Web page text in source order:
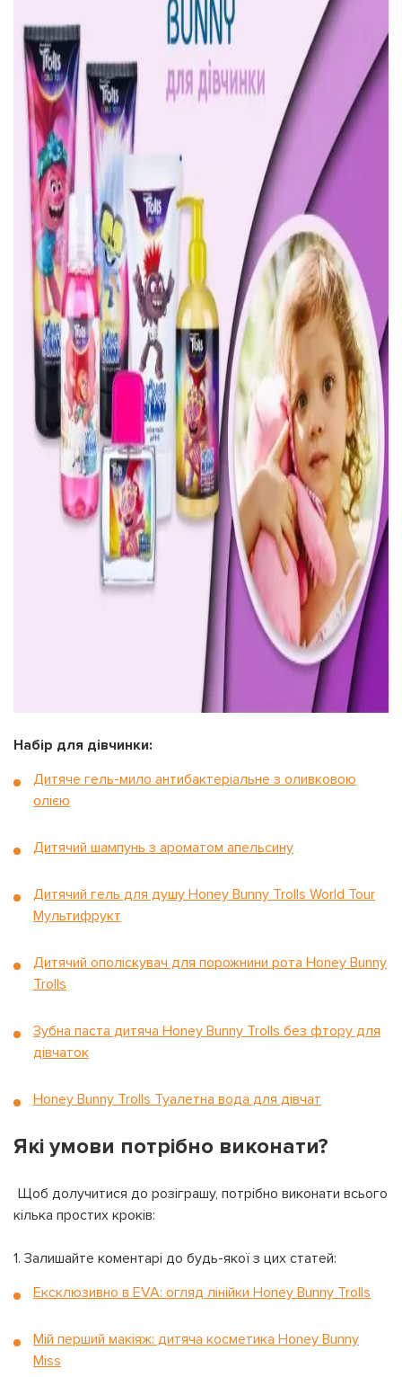
Набір для дівчинки:
Дитяче гель-мило антибактеріальне з оливковою
олією
Дитячий шампунь з ароматом апельсину
Дитячий гель для душу Honey Bunny Trolls World Tour
Мультифрукт
Дитячий ополіскувач для порожнини рота Honey Bunny
Trolls
Зубна паста дитяча Honey Bunny Trolls без фтору для
дівчаток
Honey Bunny Trolls Туалетна вода для дівчат
Які умови потрібно виконати?
Щоб долучитися до розіграшу, потрібно виконати всього
кілька простих кроків:
1. Залишайте коментарі до будь-якої з цих статей:
Ексклюзивно в EVA: огляд лінійки Honey Bunny Trolls
Мій перший макіяж: дитяча косметика Honey Bunny
Miss